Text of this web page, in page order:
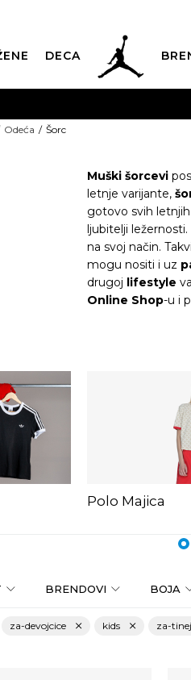
DECA
JORDAN
KUPI NA 9
SINDIKALNA PRODAJA
Odeća Šorc
Muški šorcevi
letnje varijante,
gotovo svih letnjih
ljubitelji
na svoj način.
mogu nositi i uz
drugoj lifestyle
Online Shop-u i
Polo Majica
1
BRENDOVI BOJA
za-devojcice kids za-